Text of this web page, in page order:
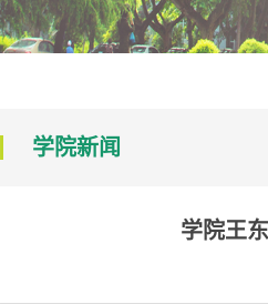
学院新闻
学院王